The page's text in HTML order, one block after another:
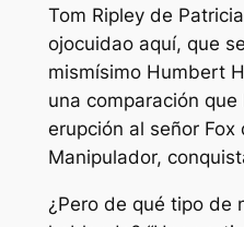
Tom Ripley de
ojocuidao aquí, que
mismísimo Humbert
una comparación
erupción al señor
Manipulador,
¿Pero de qué tipo de